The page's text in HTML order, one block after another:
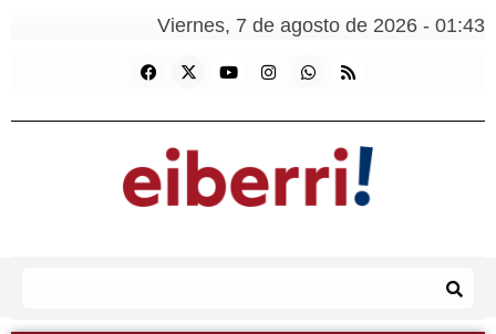
Viernes, 7 de agosto de 2026 - 01:43